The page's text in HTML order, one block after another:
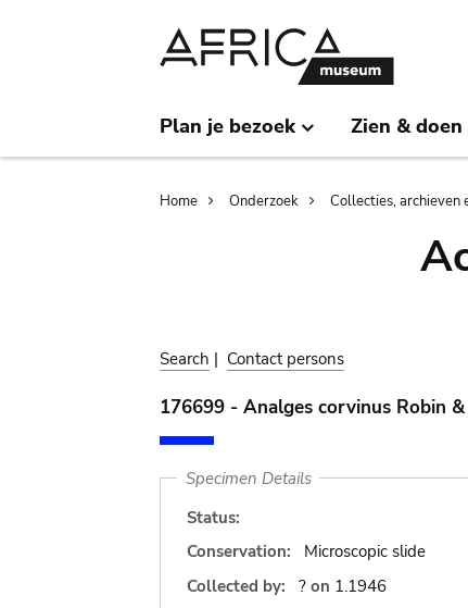
Plan je bezoek Zien & doen
Breadcrumb
Home Onderzoek Collecties, archieven
Search | Contact persons
176699 - Analges corvinus Robin
Specimen Details
Status:
Conservation:
Microscopic slide
Collected by:
? on 1.1946